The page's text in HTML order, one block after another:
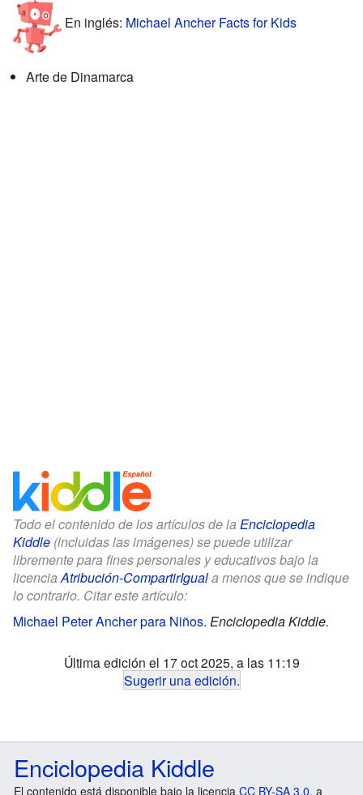
En inglés: Michael Ancher Facts for Kids
Arte de Dinamarca
Todo el contenido de los artículos de la Enciclopedia
Kiddle (incluidas las imágenes) se puede utilizar
libremente para fines personales y educativos bajo la
licenciaAtribución-CompartirIguala menos que se indique
lo contrario. Citar este artículo:
Michael Peter Ancher para Niños. Enciclopedia Kiddle.
Última edición el 17 oct 2025, a las 11:19
Sugerir una edición.
Enciclopedia Kiddle
El contenido está disponible bajo la licencia CC BY-SA 3.0, a